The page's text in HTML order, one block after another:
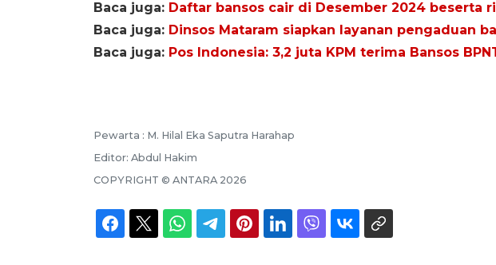
Baca juga: Daftar bansos cair di Desember 2024 beserta
Baca juga: Dinsos Mataram siapkan layanan pengaduan
Baca juga: Pos Indonesia: 3,2 juta KPM terima Bansos
Pewarta : M. Hilal Eka Saputra Harahap
Editor: Abdul Hakim
COPYRIGHT © ANTARA 2026